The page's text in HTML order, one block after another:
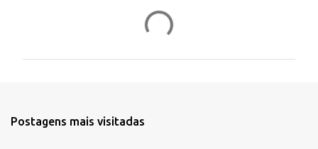
Postagens mais visitadas